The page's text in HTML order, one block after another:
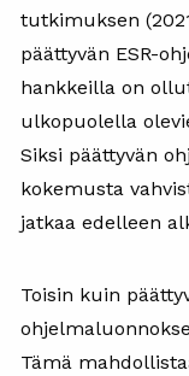
tutkimuksen
päättyvän ESR-
hankkeilla on
ulkopuolella
Siksi päättyvän
kokemusta
jatkaa edelleen
Toisin kuin
Tämä